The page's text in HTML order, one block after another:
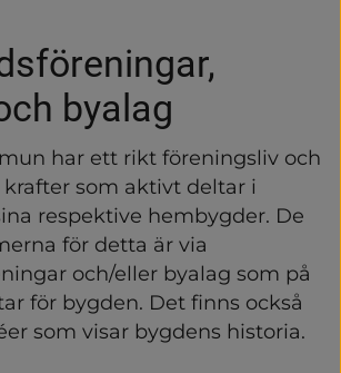
byalag
har ett rikt föreningsliv och
som aktivt deltar i
respektive hembygder. De
för detta är via
och/eller byalag som på
för bygden. Det finns också
som visar bygdens historia.